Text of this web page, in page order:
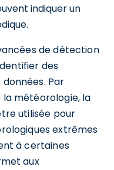
indiquer un
de détection
des
Par
la météorologie, la
utilisée pour
extrêmes
à certaines
aux